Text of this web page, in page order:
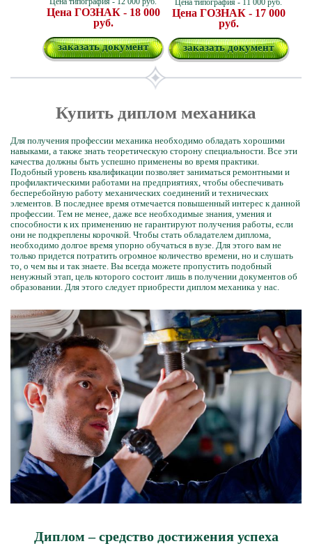
Цена ГОЗНАК - 18 000
руб.
заказать документ
Цена типография - 11 000 руб.
Цена ГОЗНАК - 17 000
руб.
заказать документ
Купить диплом механика
Для получения профессии механика необходимо обладать хорошими
навыками, а также знать теоретическую сторону специальности. Все эти
качества должны быть успешно применены во время практики.
Подобный уровень квалификации позволяет заниматься ремонтными и
профилактическими работами на предприятиях, чтобы обеспечивать
бесперебойную работу механических соединений и технических
элементов. В последнее время отмечается повышенный интерес к данной
профессии. Тем не менее, даже все необходимые знания, умения и
способности к их применению не гарантируют получения работы, если
они не подкреплены корочкой. Чтобы стать обладателем диплома,
необходимо долгое время упорно обучаться в вузе. Для этого вам не
только придется потратить огромное количество времени, но и слушать
то, о чем вы и так знаете. Вы всегда можете пропустить подобный
ненужный этап, цель которого состоит лишь в получении документов об
образовании. Для этого следует приобрести диплом механика у нас.
Диплом – средство достижения успеха